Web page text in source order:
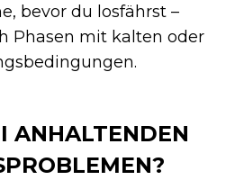
bevor du losfährst –
Phasen mit kalten oder
ANHALTENDEN